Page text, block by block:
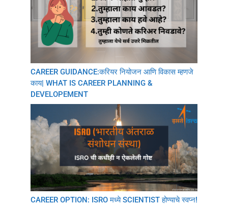
CAREER GUIDANCE:करियर नियोजन आणि विकास म्हणजे
काय| WHAT IS CAREER PLANNING &
DEVELOPEMENT
CAREER OPTION: ISRO मध्ये SCIENTIST होण्याचे स्वप्न!